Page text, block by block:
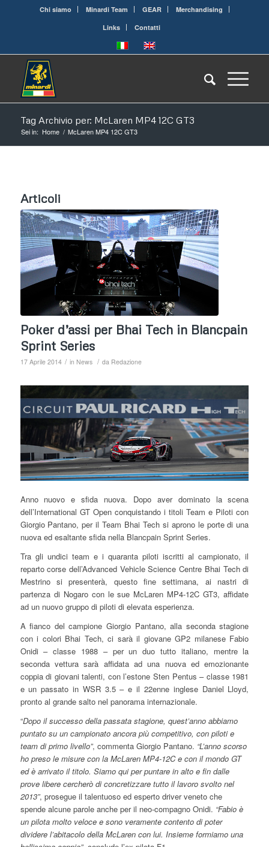
Chi siamo Minardi Team GEAR
Merchandising
Links
Contatti
Tag Archivio per: McLaren MP4 12C GT3
Sei in: Home / McLaren MP4 12C GT3
Articoli
Poker d’assi per Bhai Tech in Blancpain
Sprint Series
17 Aprile 2014 / in News / da Redazione
Anno nuovo e sfida nuova. Dopo aver dominato la scena
dell’International GT Open conquistando i titoli Team e Piloti con
Giorgio Pantano, per il Team Bhai Tech si aprono le porte di una
nuova ed esaltante sfida nella Blancpain Sprint Series.
Tra gli undici team e i quaranta piloti iscritti al campionato, il
reparto corse dell’Advanced Vehicle Science Centre Bhai Tech di
Mestrino si presenterà, questo fine settimana, ai nastri di
partenza di Nogaro con le sue McLaren MP4-12C GT3, affidate
ad un nuovo gruppo di piloti di elevata esperienza.
A fianco del campione Giorgio Pantano, alla seconda stagione
con i colori Bhai Tech, ci sarà il giovane GP2 milanese Fabio
Onidi – classe 1988 – per un duo tutto italiano, mentre la
seconda vettura sarà affidata ad una nuova ed emozionante
coppia di giovani talenti, con l’estone Sten Pentus – classe 1981
e un passato in WSR 3.5 – e il 22enne inglese Daniel Lloyd,
pronto al grande salto nel panorama internazionale.
“Dopo il successo della passata stagione, quest’anno abbiamo
puntato su un campionato ancora più competitivo, con piloti e
team di primo livello”, commenta Giorgio Pantano. “L’anno scorso
ho preso le misure con la McLaren MP4-12C e con il mondo GT
ed è arrivato il titolo. Siamo qui per puntare in alto e fin dalle
prove libere cercherò di concretizzare tutto il lavoro svolto nel
2013”, prosegue il talentuoso ed esperto driver veneto che
spende alcune parole anche per il neo-compagno Onidi. “Fabio è
un pilota molto veloce e sono veramente contento di poter
dividere l’abitacolo della McLaren con lui. Insieme formiamo una